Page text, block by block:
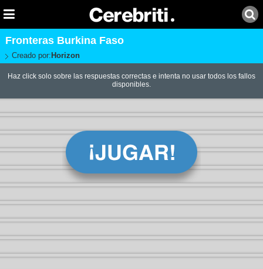
Fronteras Burkina Faso
Creado por: Horizon
Haz click solo sobre las respuestas correctas e intenta no usar todos los fallos
disponibles.